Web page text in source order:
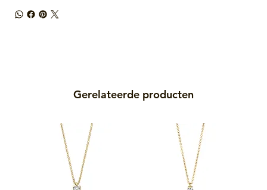
Gerelateerde producten